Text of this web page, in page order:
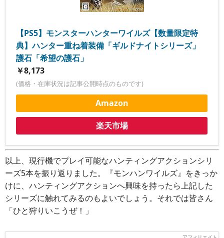
【PS5】モンスターハンターワイルズ【数量限定特
典】ハンター重ね着装備「ギルドナイトシリーズ」
護石「希望の護石」
￥8,173
(価格・在庫状況は記事公開時点のものです)
Amazon
楽天市場
以上、現行機でプレイ可能なハンティングアクションシリ
ーズ5本を振り返りました。『モンハンワイルズ』をきっか
けに、ハンティングアクションへ興味を持ったら上記した
シリーズに触れてみるのもよいでしょう。それでは皆さん
「ひと狩りいこうぜ！」